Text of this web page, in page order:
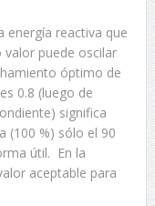
energía reactiva que
valor puede oscilar
óptimo de
0.8 (luego de
significa
(100 %) sólo el 90
útil. En la
aceptable para